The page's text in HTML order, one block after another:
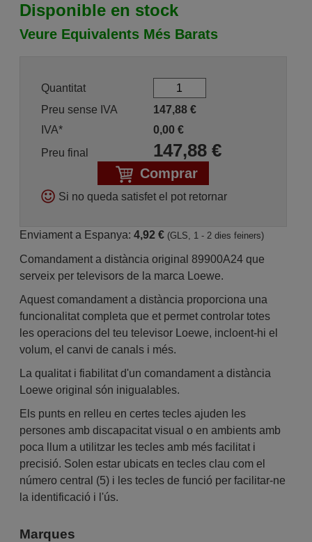
Disponible en stock
Veure Equivalents Més Barats
Quantitat
Preu sense IVA
147,88€
IVA*
0,00 €
Preu final
147,88€
Comprar
Si no queda satisfet el pot retornar
Enviament a Espanya: 4,92 € (GLS, 1 - 2 dies feiners)
Comandament a distància original 89900A24 que
serveix per televisors de la marca Loewe.
Aquest comandament a distància proporciona una
funcionalitat completa que et permet controlar totes
les operacions del teu televisor Loewe, incloent-hi el
volum, el canvi de canals i més.
La qualitat i fiabilitat d'un comandament a distància
Loewe original són inigualables.
Els punts en relleu en certes tecles ajuden les
persones amb discapacitat visual o en ambients amb
poca llum a utilitzar les tecles amb més facilitat i
precisió. Solen estar ubicats en tecles clau com el
número central (5) i les tecles de funció per facilitar-ne
la identificació i l'ús.
Marques